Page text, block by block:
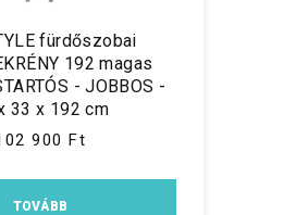
fürdőszobai
192 magas
- JOBBOS -
33 x 192 cm
900 Ft
TOVÁBB